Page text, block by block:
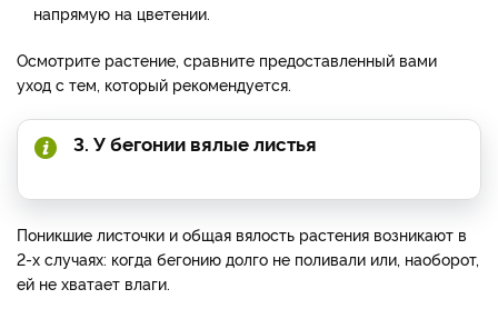
напрямую на цветении.
Осмотрите растение, сравните предоставленный вами
уход с тем, который рекомендуется.
3. У бегонии вялые листья
Поникшие листочки и общая вялость растения возникают в
2-х случаях: когда бегонию долго не поливали или, наоборот,
ей не хватает влаги.